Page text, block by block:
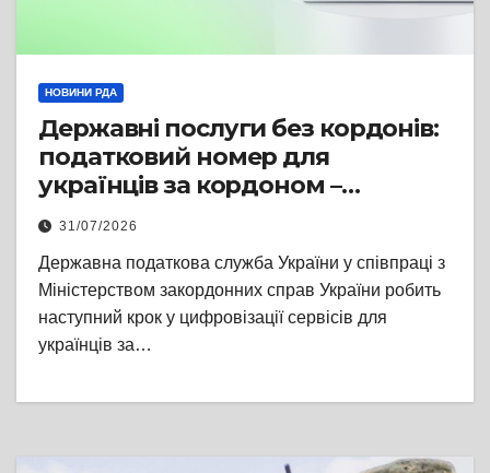
НОВИНИ РДА
Державні послуги без кордонів:
податковий номер для
українців за кордоном –
повністю онлайн
31/07/2026
Державна податкова служба України у співпраці з
Міністерством закордонних справ України робить
наступний крок у цифровізації сервісів для
українців за…